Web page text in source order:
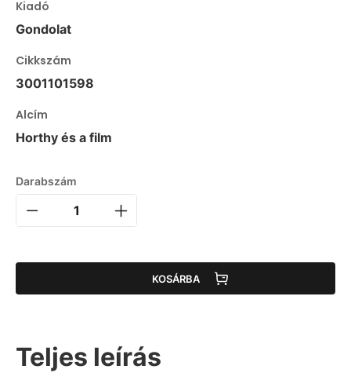
Kiadó
Gondolat
Cikkszám
3001101598
Alcím
Horthy és a film
Darabszám
KOSÁRBA
Teljes leírás